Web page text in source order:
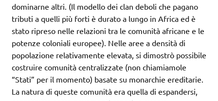
dominarne altri. (Il modello dei clan deboli che pagano
tributi a quelli più forti è durato a lungo in Africa ed è
stato ripreso nelle relazioni tra le comunità africane e le
potenze coloniali europee). Nelle aree a densità di
popolazione relativamente elevata, si dimostrò possibile
costruire comunità centralizzate (non chiamiamole
“Stati” per il momento) basate su monarchie ereditarie.
La natura di queste comunità era quella di espandersi,